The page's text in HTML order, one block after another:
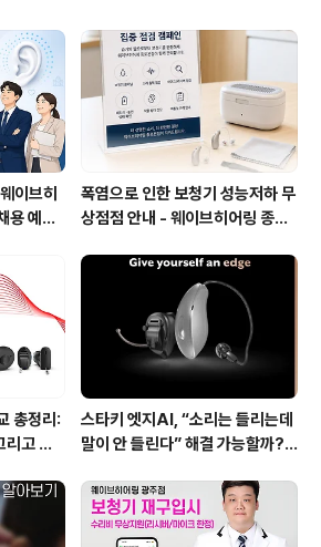
년에 오픈해 연평균 1,7
련 서비스를 받고 있으며 올
까지 방문해주신 고객분들에
이벤트를 계획하게 되었다
은 “이 달에 진행..
이브히
용 예정
폭염으로 인한 보청기 성능저하 무
상점점 안내 - 웨이브히어링 종로
비스 실시
총정리:
리고 귓
스타키 엣지AI, “소리는 들리는데
말이 안 들린다” 해결 가능할까?!